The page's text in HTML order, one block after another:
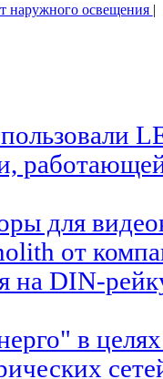
наружного освещения |
для
от
на DIN-
в целях